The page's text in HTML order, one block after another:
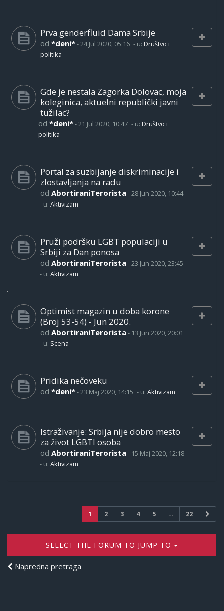
Prva genderfluid Dama Srbije
od *deni*-24 Jul 2020, 05:16 - u: Društvo i
politika
Gde je nestala Zagorka Dolovac, moja
koleginica, aktuelni republički javni
tužilac?
od *deni*-21 Jul 2020, 10:47 - u: Društvo i
politika
Portal za suzbijanje diskriminacije i
zlostavljanja na radu
od AbortiraniTerorista-28 Jun 2020, 10:44
- u: Aktivizam
Pruži podršku LGBT populaciji u
Srbiji za Dan ponosa
od AbortiraniTerorista-23 Jun 2020, 23:45
- u: Aktivizam
Optimist magazin u doba korone
(Broj 53-54) - Jun 2020.
od AbortiraniTerorista- 13 Jun 2020, 20:01
- u: Scena
Pridika nečoveku
od *deni*-23 Maj 2020, 14:15 - u: Aktivizam
Istraživanje: Srbija nije dobro mesto
za život LGBTI osoba
od AbortiraniTerorista- 15 Maj 2020, 12:18
- u: Aktivizam
1 2 3 4 5 … 22
SELECT THE FORUM TO JUMP TO
Napredna pretraga